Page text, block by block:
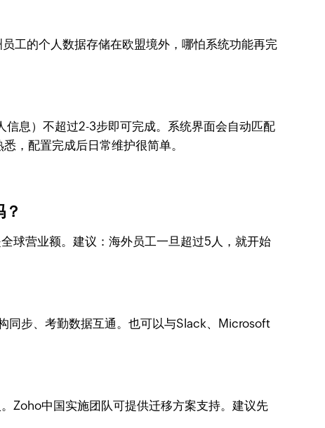
工的个人数据存储在欧盟境外，哪怕系统功能再完
息）不超过2-3步即可完成。系统界面会自动匹配
，配置完成后日常维护很简单。
球营业额。建议：海外员工一旦超过5人，就开始
同步、考勤数据互通。也可以与Slack、Microsoft
Zoho中国实施团队可提供迁移方案支持。建议先